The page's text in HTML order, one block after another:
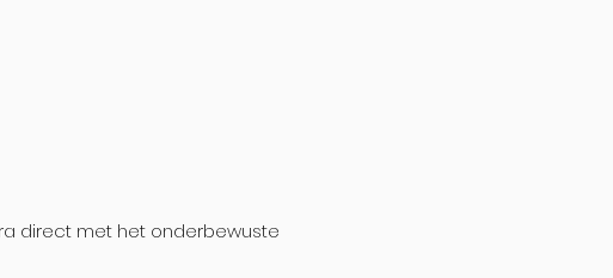
direct met het onderbewuste